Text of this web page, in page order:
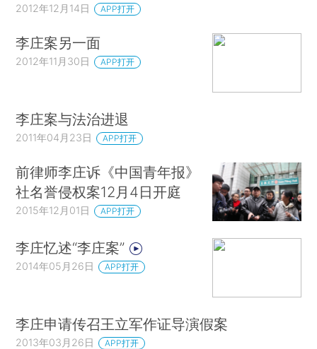
2012年12月14日 APP打开
李庄案另一面
2012年11月30日 APP打开
李庄案与法治进退
2011年04月23日 APP打开
前律师李庄诉《中国青年报》
社名誉侵权案12月4日开庭
2015年12月01日 APP打开
李庄忆述“李庄案”
2014年05月26日 APP打开
李庄申请传召王立军作证导演假案
2013年03月26日 APP打开